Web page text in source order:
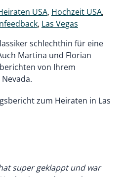
USA, Hochzeit USA,
, Las Vegas
schlechthin für eine
Martina und Florian
von Ihrem
zum Heiraten in Las
super geklappt und war